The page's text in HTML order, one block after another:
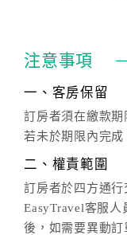
注意事項
一、客房保留
訂房者須在繳款期
若未於期限內完成
二、權責範圍
訂房者於四方通
EasyTravel客服
後，如需要異動